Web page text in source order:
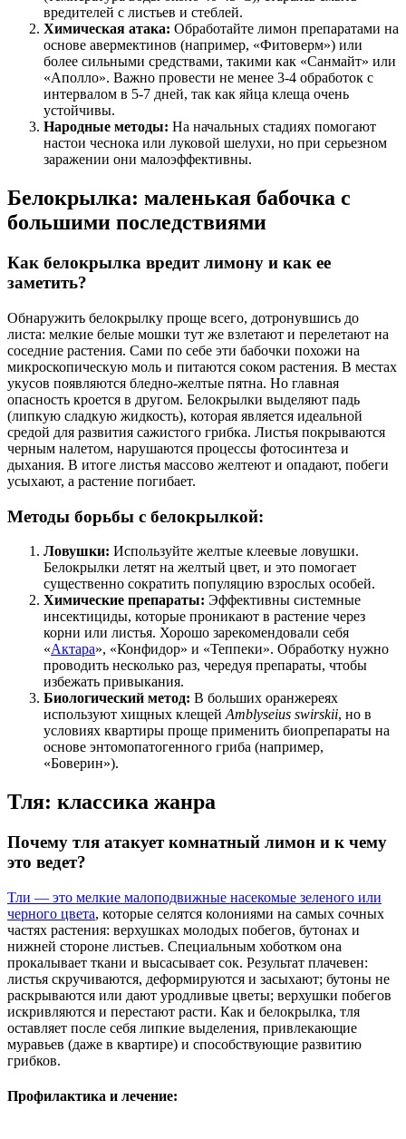
вредителей с листьев и стеблей.
Химическая атака: Обработайте лимон препаратами на
основе авермектинов (например, «Фитоверм») или
более сильными средствами, такими как «Санмайт» или
«Аполло». Важно провести не менее 3-4 обработок с
интервалом в 5-7 дней, так как яйца клеща очень
устойчивы.
Народные методы: На начальных стадиях помогают
настои чеснока или луковой шелухи, но при серьезном
заражении они малоэффективны.
Белокрылка: маленькая бабочка с
большими последствиями
Как белокрылка вредит лимону и как ее
заметить?
Обнаружить белокрылку проще всего, дотронувшись до
листа: мелкие белые мошки тут же взлетают и перелетают на
соседние растения. Сами по себе эти бабочки похожи на
микроскопическую моль и питаются соком растения. В местах
укусов появляются бледно-желтые пятна. Но главная
опасность кроется в другом. Белокрылки выделяют падь
(липкую сладкую жидкость), которая является идеальной
средой для развития сажистого грибка. Листья покрываются
черным налетом, нарушаются процессы фотосинтеза и
дыхания. В итоге листья массово желтеют и опадают, побеги
усыхают, а растение погибает.
Методы борьбы с белокрылкой:
Ловушки: Используйте желтые клеевые ловушки.
Белокрылки летят на желтый цвет, и это помогает
существенно сократить популяцию взрослых особей.
Химические препараты: Эффективны системные
инсектициды, которые проникают в растение через
корни или листья. Хорошо зарекомендовали себя
«Актара», «Конфидор» и «Теппеки». Обработку нужно
проводить несколько раз, чередуя препараты, чтобы
избежать привыкания.
Биологический метод: В больших оранжереях
используют хищных клещей Amblyseius swirskii, но в
условиях квартиры проще применить биопрепараты на
основе энтомопатогенного гриба (например,
«Боверин»).
Тля: классика жанра
Почему тля атакует комнатный лимон и к чему
это ведет?
Тли — это мелкие малоподвижные насекомые зеленого или
черного цвета, которые селятся колониями на самых сочных
частях растения: верхушках молодых побегов, бутонах и
нижней стороне листьев. Специальным хоботком она
прокалывает ткани и высасывает сок. Результат плачевен:
листья скручиваются, деформируются и засыхают; бутоны не
раскрываются или дают уродливые цветы; верхушки побегов
искривляются и перестают расти. Как и белокрылка, тля
оставляет после себя липкие выделения, привлекающие
муравьев (даже в квартире) и способствующие развитию
грибков.
Профилактика и лечение: